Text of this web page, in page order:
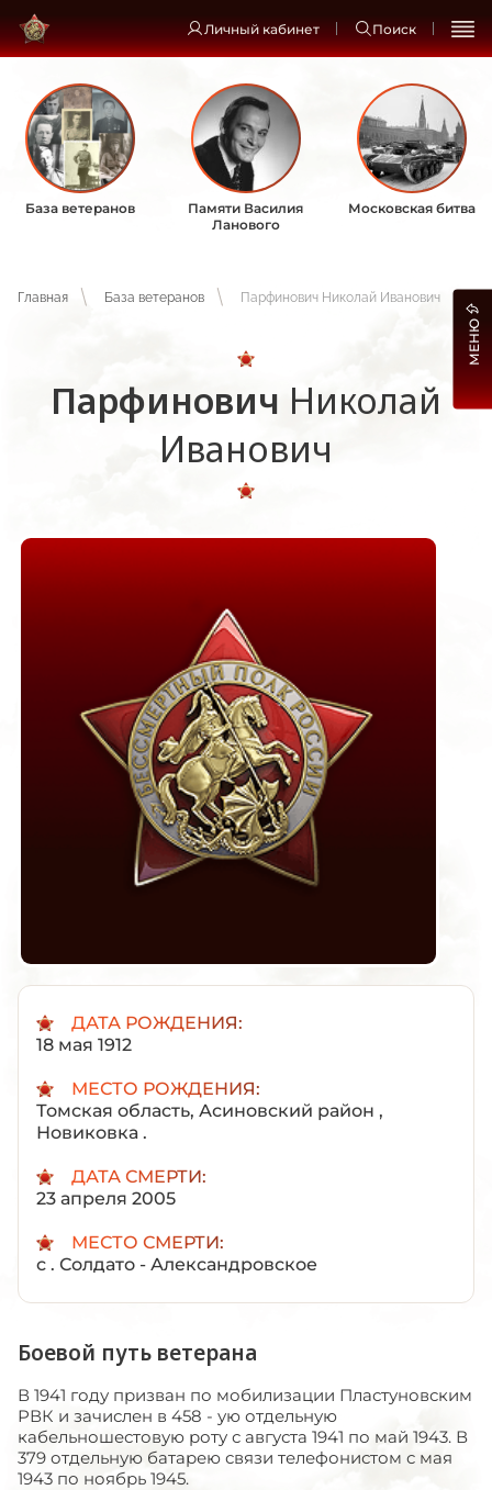
Личный кабинет Поиск
База ветеранов
Памяти Василия
Ланового
Московская битва
Главная База ветеранов Парфинович Николай Иванович
Парфинович Николай
Иванович
ДАТА РОЖДЕНИЯ:
18 мая 1912
МЕСТО РОЖДЕНИЯ:
Томская область, Асиновский район ,
Новиковка .
ДАТА СМЕРТИ:
23 апреля 2005
МЕСТО СМЕРТИ:
с . Солдато - Александровское
Боевой путь ветерана
В 1941 году призван по мобилизации Пластуновским
РВК и зачислен в 458 - ую отдельную
кабельношестовую роту с августа 1941 по май 1943. В
379 отдельную батарею связи телефонистом с мая
1943 по ноябрь 1945.
МЕНЮ